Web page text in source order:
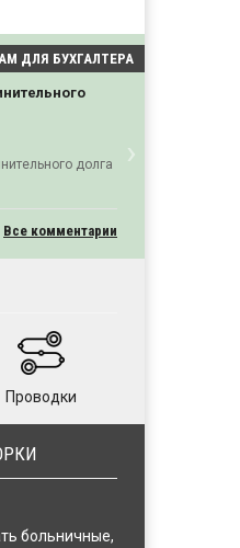
ДЛЯ БУХГАЛТЕРА
долга
›Next
Все комментарии
Проводки
больничные,